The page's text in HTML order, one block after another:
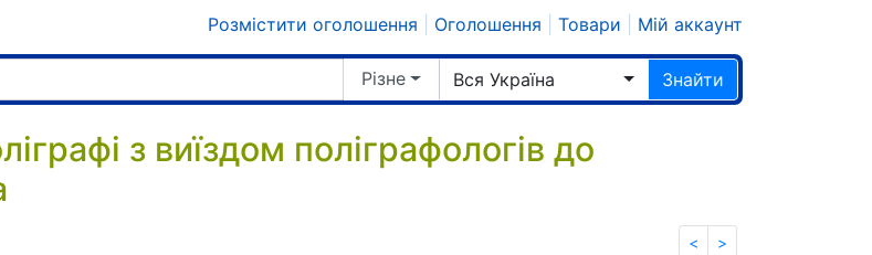
Розмістити оголошення Оголошення Товари Мій аккаунт
Різне Вся Україна Знайти
з виїздом поліграфологів до
< >